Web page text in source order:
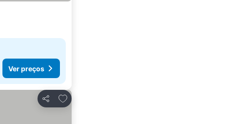
Ver preços
Partilhar
Adicionar aos favoritos